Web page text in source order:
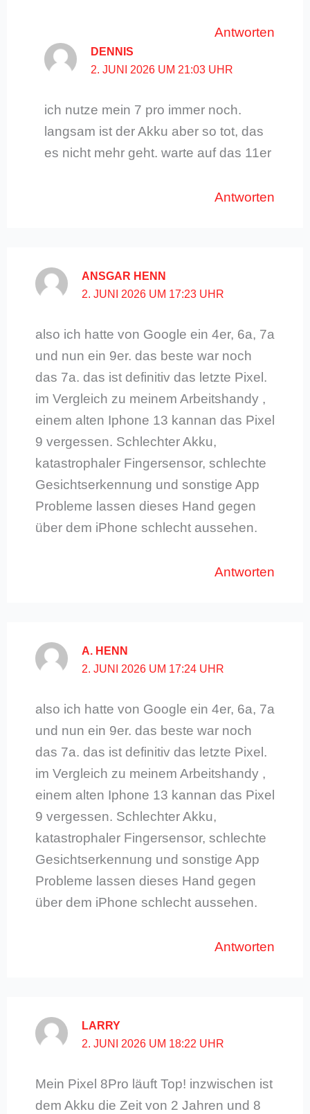
Antworten
DENNIS
2. JUNI 2026 UM 21:03 UHR
ich nutze mein 7 pro immer noch.
langsam ist der Akku aber so tot, das
es nicht mehr geht. warte auf das 11er
Antworten
ANSGAR HENN
2. JUNI 2026 UM 17:23 UHR
also ich hatte von Google ein 4er, 6a, 7a
und nun ein 9er. das beste war noch
das 7a. das ist definitiv das letzte Pixel.
im Vergleich zu meinem Arbeitshandy ,
einem alten Iphone 13 kannan das Pixel
9 vergessen. Schlechter Akku,
katastrophaler Fingersensor, schlechte
Gesichtserkennung und sonstige App
Probleme lassen dieses Hand gegen
über dem iPhone schlecht aussehen.
Antworten
A. HENN
2. JUNI 2026 UM 17:24 UHR
also ich hatte von Google ein 4er, 6a, 7a
und nun ein 9er. das beste war noch
das 7a. das ist definitiv das letzte Pixel.
im Vergleich zu meinem Arbeitshandy ,
einem alten Iphone 13 kannan das Pixel
9 vergessen. Schlechter Akku,
katastrophaler Fingersensor, schlechte
Gesichtserkennung und sonstige App
Probleme lassen dieses Hand gegen
über dem iPhone schlecht aussehen.
Antworten
LARRY
2. JUNI 2026 UM 18:22 UHR
Mein Pixel 8Pro läuft Top! inzwischen ist
dem Akku die Zeit von 2 Jahren und 8